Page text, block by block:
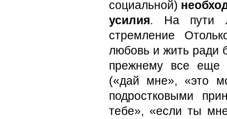
социальной)
усилия. На пути
стремление
любовь и жить ради
прежнему все еще
(«дай мне», «это
подростковыми
тебе», «если ты